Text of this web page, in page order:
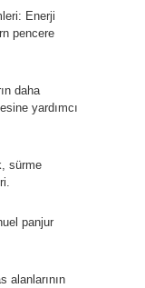
Enerji
pencere
daha
yardımcı
sürme
panjur
alanlarının